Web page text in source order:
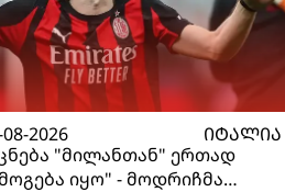
2026
ᲘᲢᲐᲚᲘᲐ
"მილანთან" ერთად
იყო" - მოდრიჩმა